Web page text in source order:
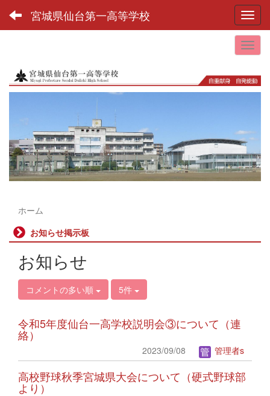
宮城県仙台第一高等学校
ホーム
お知らせ掲示板
お知らせ
コメントの多い順 5件
令和5年度仙台一高学校説明会③について（連
絡）
2023/09/08 管理者s
高校野球秋季宮城県大会について（硬式野球部
より）